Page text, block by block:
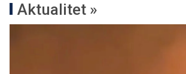
Aktualitet »